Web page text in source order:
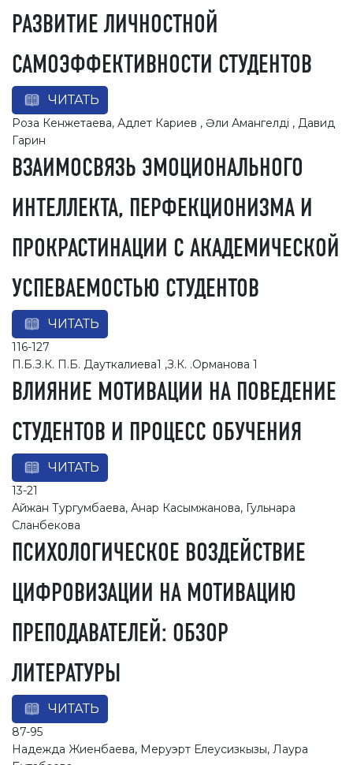
РАЗВИТИЕ ЛИЧНОСТНОЙ
САМОЭФФЕКТИВНОСТИ СТУДЕНТОВ
ЧИТАТЬ
Роза Кенжетаева, Адлет Кариев , Әли Амангелді , Давид
Гарин
ВЗАИМОСВЯЗЬ ЭМОЦИОНАЛЬНОГО
ИНТЕЛЛЕКТА, ПЕРФЕКЦИОНИЗМА И
ПРОКРАСТИНАЦИИ С АКАДЕМИЧЕСКОЙ
УСПЕВАЕМОСТЬЮ СТУДЕНТОВ
ЧИТАТЬ
116-127
П.Б.З.К. П.Б. Дауткалиевa1 ,З.К. .Oрманова 1
ВЛИЯНИЕ МОТИВАЦИИ НА ПОВЕДЕНИЕ
СТУДЕНТОВ И ПРОЦЕСС ОБУЧЕНИЯ
ЧИТАТЬ
13-21
Айжан Тургумбаева, Анар Касымжанова, Гульнара
Сланбекова
ПСИХОЛОГИЧЕСКОЕ ВОЗДЕЙСТВИЕ
ЦИФРОВИЗАЦИИ НА МОТИВАЦИЮ
ПРЕПОДАВАТЕЛЕЙ: ОБЗОР
ЛИТЕРАТУРЫ
ЧИТАТЬ
87-95
Надежда Жиенбаева, Меруэрт Елеусизкызы, Лаура